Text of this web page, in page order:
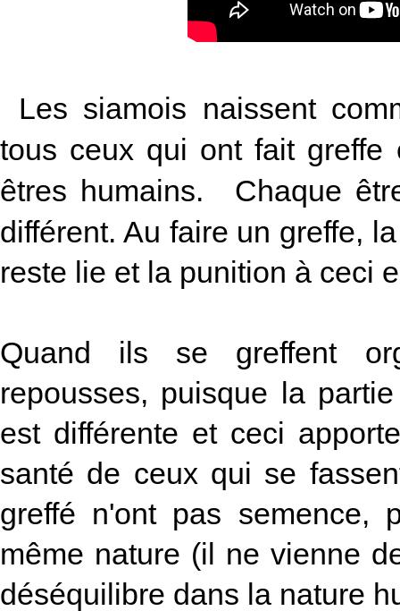
Les siamois naissent
tous ceux qui ont fait greffe
êtres humains. Chaque
différent. Au faire un greffe,
reste lie et la punition à ceci
Quand ils se greffent
repousses, puisque la
est différente et ceci
santé de ceux qui se
greffé n'ont pas semence,
même nature (il ne vienne
déséquilibre dans la nature